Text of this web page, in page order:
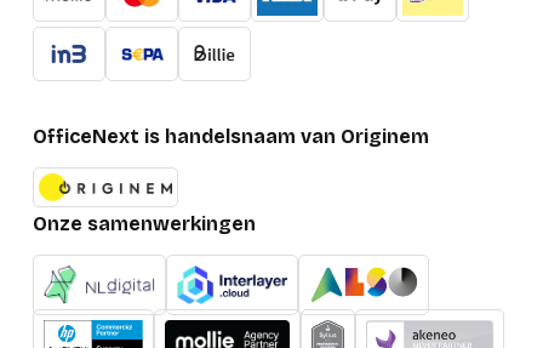
Gewicht en omvang
Dikte
Meegeleverde kabels
C
Kenmerken
Gyroscoop Ja
OfficeNext is handelsnaam van Originem
Onze samenwerkingen